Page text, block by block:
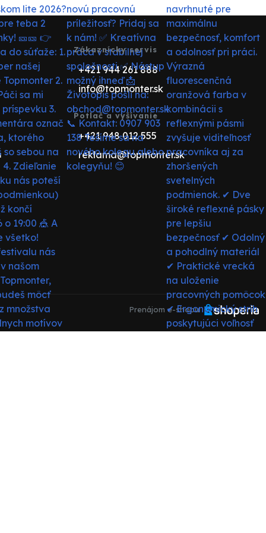
Zákaznícky servis
+421 944 261 888
info@topmonter.sk
Potlač a vyšívanie
+421 948 012 555
reklama@topmonter.sk
Prenájom e-shopu